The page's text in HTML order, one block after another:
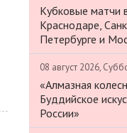
Кубковые матчи
Краснодаре,
Петербурге и
08 август 2026,
«Алмазная
Буддийское
России»